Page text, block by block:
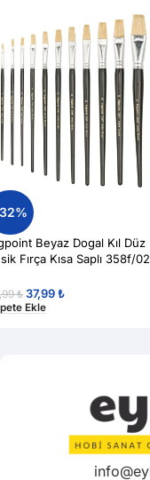
Beyaz Dogal Kıl Düz
Fırça Kısa Saplı 358f/02
₺ 37,99₺
Ekle